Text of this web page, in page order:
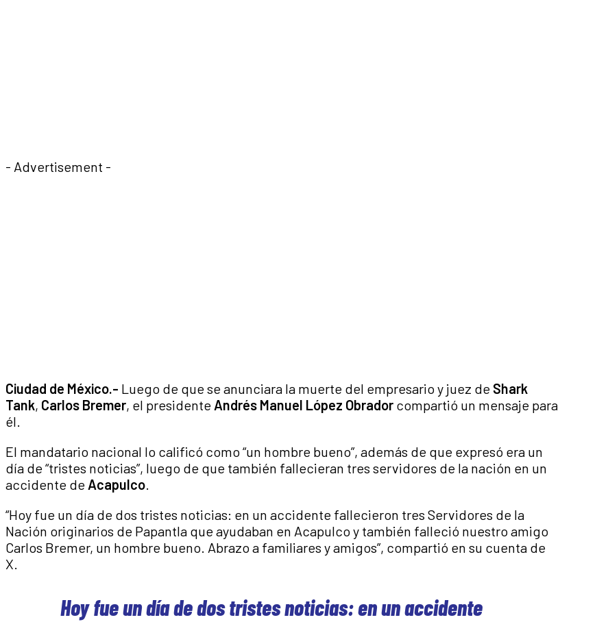
- Advertisement -
Ciudad de México.- Luego de que se anunciara la muerte del empresario y juez de Shark
Tank, Carlos Bremer, el presidente Andrés Manuel López Obrador compartió un mensaje para
él.
El mandatario nacional lo calificó como “un hombre bueno”, además de que expresó era un
día de “tristes noticias”, luego de que también fallecieran tres servidores de la nación en un
accidente de Acapulco.
“Hoy fue un día de dos tristes noticias: en un accidente fallecieron tres Servidores de la
Nación originarios de Papantla que ayudaban en Acapulco y también falleció nuestro amigo
Carlos Bremer, un hombre bueno. Abrazo a familiares y amigos”, compartió en su cuenta de
X.
Hoy fue un día de dos tristes noticias: en un accidente